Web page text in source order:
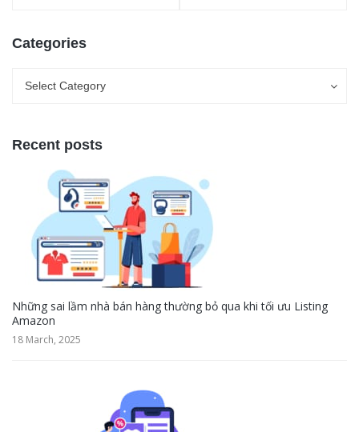
Categories
Select Category
Recent posts
Những sai lầm nhà bán hàng thường bỏ qua khi tối ưu Listing
Amazon
18 March, 2025